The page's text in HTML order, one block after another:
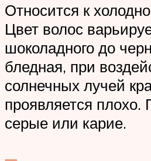
Относится к
Цвет волос
шоколадного до
бледная, при
солнечных лучей
проявляется плохо.
серые или карие.